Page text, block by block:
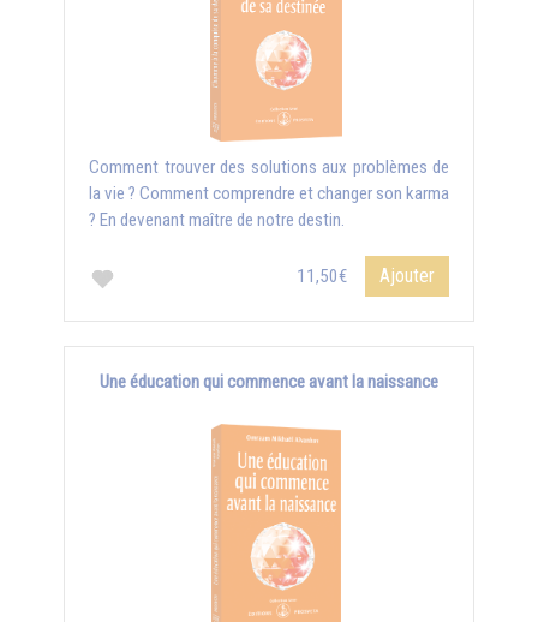
Comment trouver des solutions aux problèmes de
la vie ? Comment comprendre et changer son karma
? En devenant maître de notre destin.
11,50€ Ajouter
Une éducation qui commence avant la naissance